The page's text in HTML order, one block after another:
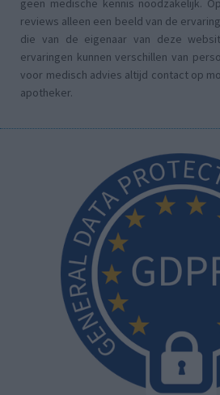
geen medische kennis noodzakelijk.
reviews alleen een beeld van de
die van de eigenaar van deze
ervaringen kunnen verschillen van
voor medisch advies altijd contact op
apotheker.